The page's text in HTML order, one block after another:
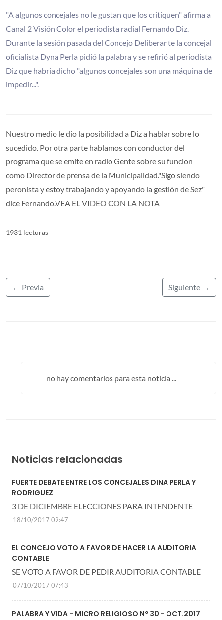
"A algunos concejales no le gustan que los critiquen" afirma a
Canal 2 Visión Color el periodista radial Fernando Diz.
Durante la sesión pasada del Concejo Deliberante la concejal
oficialista Dyna Perla pidió la palabra y se refirió al periodista
Diz que habria dicho "algunos concejales son una máquina de
impedir...".
Nuestro medio le dio la posibilidad a Diz a hablar sobre lo
sucedido. Por otra parte hablamos con conductor del
programa que se emite en radio Gente sobre su funcion
como Director de prensa de la Municipalidad."Sigo siendo
peronista y estoy trabajando y apoyando la gestión de Sez"
dice Fernando.VEA EL VIDEO CON LA NOTA
1931 lecturas
← Previa Siguiente →
no hay comentarios para esta noticia ...
Noticias relacionadas
FUERTE DEBATE ENTRE LOS CONCEJALES DINA PERLA Y
RODRIGUEZ
3 DE DICIEMBRE ELECCIONES PARA INTENDENTE
18/10/2017 09:47
EL CONCEJO VOTO A FAVOR DE HACER LA AUDITORIA
CONTABLE
SE VOTO A FAVOR DE PEDIR AUDITORIA CONTABLE
07/10/2017 07:43
PALABRA Y VIDA - MICRO RELIGIOSO Nº 30 - OCT.2017